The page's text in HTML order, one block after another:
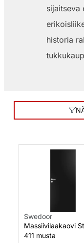
sijaitseva
historia
Swedoor
Massiivilaakaovi
411 musta